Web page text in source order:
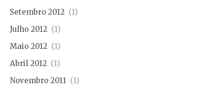
Setembro 2012 (1)
Julho 2012 (1)
Maio 2012 (1)
Abril 2012 (1)
Novembro 2011 (1)